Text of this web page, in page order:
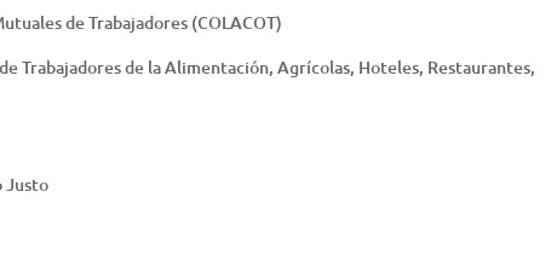
de Trabajadores (COLACOT)
Trabajadores de la Alimentación, Agrícolas, Hoteles, Restaurantes,
Justo